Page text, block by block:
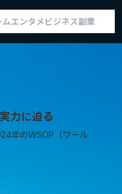
ムエンタメビジネス副業
力に迫る
年のWSOP（ワール